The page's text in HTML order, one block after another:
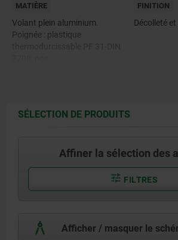
MATIÈRE
Volant plein aluminium.
Poignée : plastique
FINITION
Décolleté et
SÉLECTION DE PRODUITS
Affiner la sélection des
FILTRES
Afficher / masquer le